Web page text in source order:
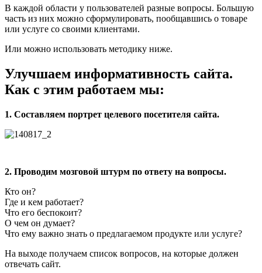
В каждой области у пользователей разные вопросы. Большую
часть из них можно сформулировать, пообщавшись о товаре
или услуге со своими клиентами.
Или можно использовать методику ниже.
Улучшаем информативность сайта.
Как с этим работаем мы:
1. Составляем портрет целевого посетителя сайта.
2. Проводим мозговой штурм по ответу на вопросы.
Кто он?
Где и кем работает?
Что его беспокоит?
О чем он думает?
Что ему важно знать о предлагаемом продукте или услуге?
На выходе получаем список вопросов, на которые должен
отвечать сайт.